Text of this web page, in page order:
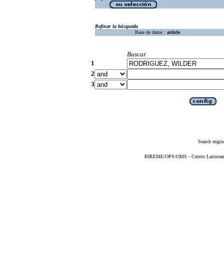
Refinar la búsqueda
Base de datos : article
Buscar
1
2
3
Search
BIREME/OPS/OMS - Centro